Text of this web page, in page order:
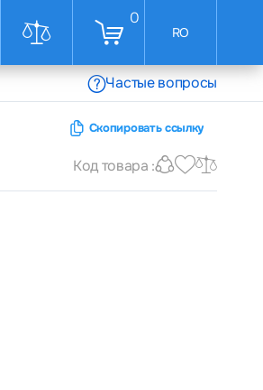
0
RO
Частые вопросы
Скопировать ссылку
Код товара :